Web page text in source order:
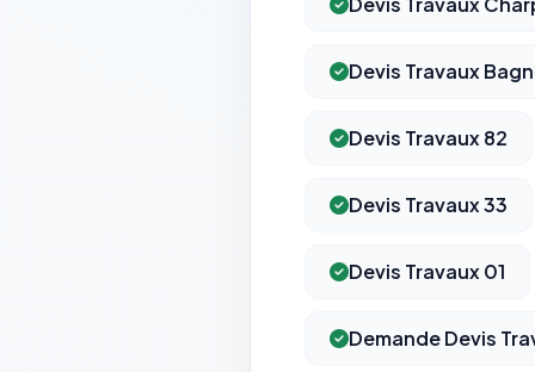
Devis Travaux
Devis Travaux 82
Devis Travaux 33
Devis Travaux 01
Demande Devis